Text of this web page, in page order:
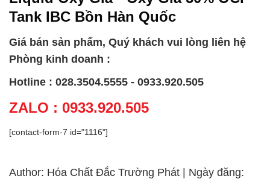
Tank IBC Bồn Hàn Quốc
Giá bán sản phẩm, Quý khách vui lòng liên hệ
Phòng kinh doanh :
Hotline : 028.3504.5555 - 0933.920.505
ZALO : 0933.920.505
[contact-form-7 id="1116"]
Author: Hóa Chất Đắc Trường Phát | Ngày đăng: